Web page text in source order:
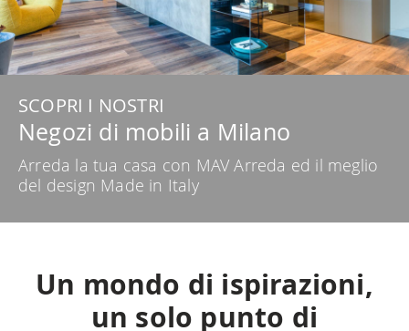
SCOPRI I NOSTRI
Negozi di mobili a Milano
Arreda la tua casa con MAV Arreda ed il meglio
del design Made in Italy
Un mondo di ispirazioni,
un solo punto di